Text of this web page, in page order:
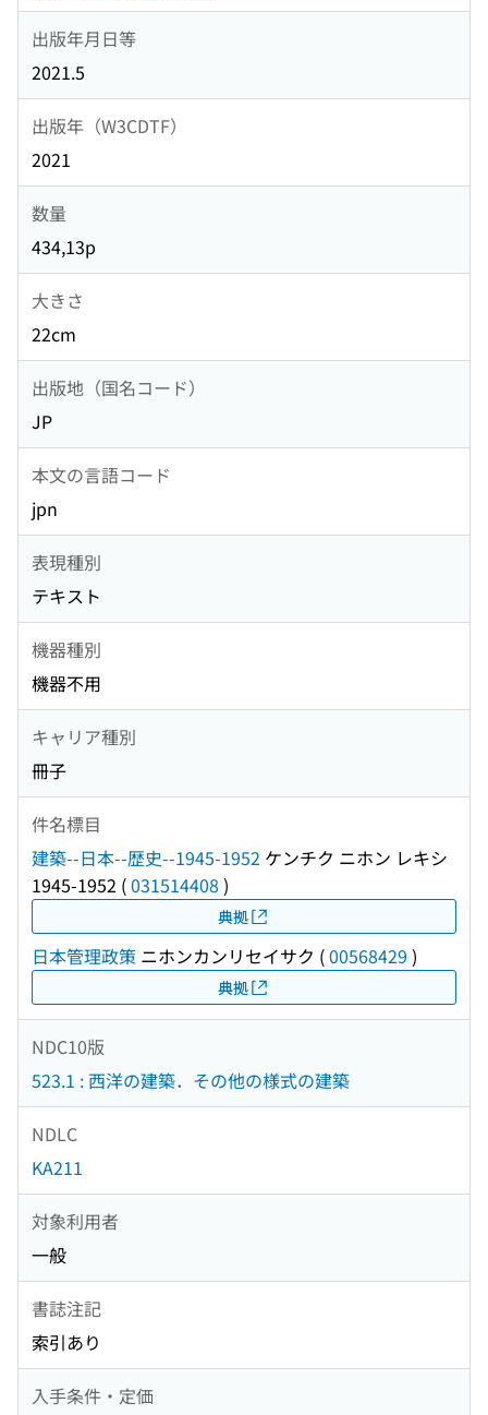
出版年月日等
2021.5
出版年（W3CDTF）
2021
数量
434,13p
大きさ
22cm
出版地（国名コード）
JP
本文の言語コード
jpn
表現種別
テキスト
機器種別
機器不用
キャリア種別
冊子
件名標目
建築--日本--歴史--1945-1952 ケンチク ニホン レキシ
1945-1952 (031514408 )
典拠
日本管理政策 ニホンカンリセイサク (00568429 )
典拠
NDC10版
523.1 : 西洋の建築．その他の様式の建築
NDLC
KA211
対象利用者
一般
書誌注記
索引あり
入手条件・定価